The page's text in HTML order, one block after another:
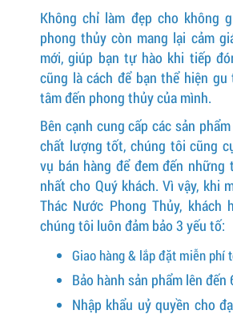
Không chỉ làm đẹp cho không
phong thủy còn mang lại cảm
mới, giúp bạn tự hào khi tiếp
cũng là cách để bạn thể hiện
tâm đến phong thủy của mình.
Bên cạnh cung cấp các sản
chất lượng tốt, chúng tôi cũng
vụ bán hàng để đem đến
nhất cho Quý khách. Vì vậy, khi
Thác Nước Phong Thủy, khách
chúng tôi luôn đảm bảo 3 yếu tố:
Giao hàng & lắp đặt miễn phí
Bảo hành sản phẩm lên đến
Nhập khẩu uỷ quyền cho